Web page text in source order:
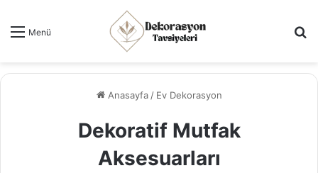
Menü
Anasayfa / Ev Dekorasyon
Dekoratif Mutfak
Aksesuarları